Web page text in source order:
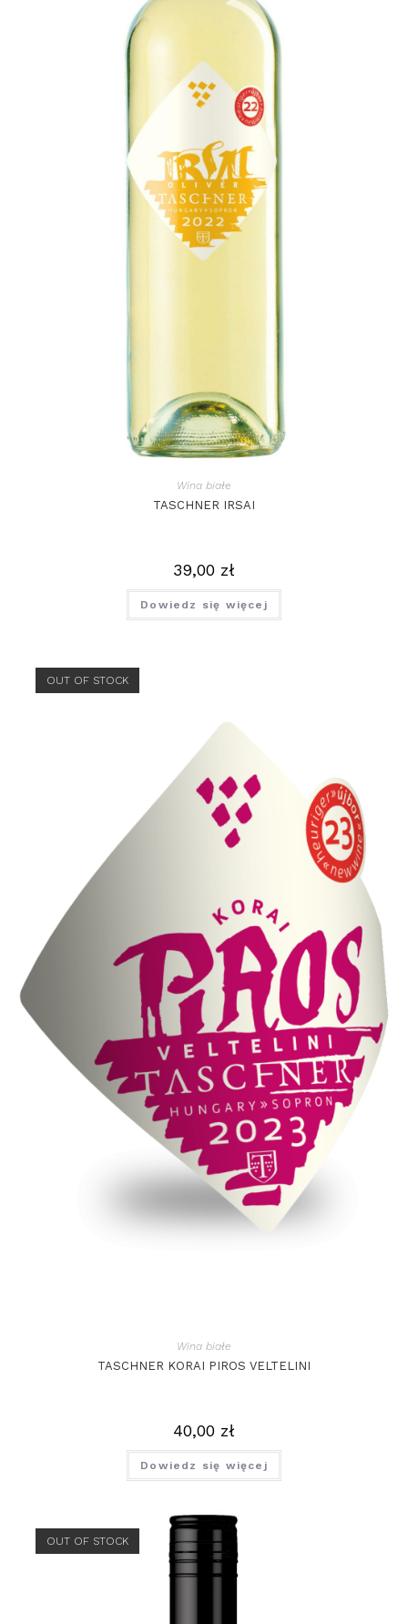
Wina białe
TASCHNER IRSAI
39,00 zł
Dowiedz się więcej
OUT OF STOCK
Wina białe
TASCHNER KORAI PIROS VELTELINI
40,00 zł
Dowiedz się więcej
OUT OF STOCK